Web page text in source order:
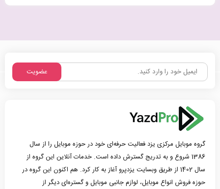
عضویت
گروه موبایل مرکزی یزد فعالیت حرفه‌ای خود در حوزه موبایل را از سال
1386 شروع و به تدریج گسترش داده است. خدمات آنلاین این گروه از
سال 1402 از طریق وبسایت یزدپرو آغاز به کار کرد. هم اکنون این گروه در
حوزه فروش انواع موبایل، لوازم جانبی موبایل و گستره‌ای دیگر از